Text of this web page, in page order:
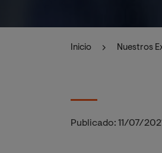
Inicio Nuestros
Publicado: 11/07/